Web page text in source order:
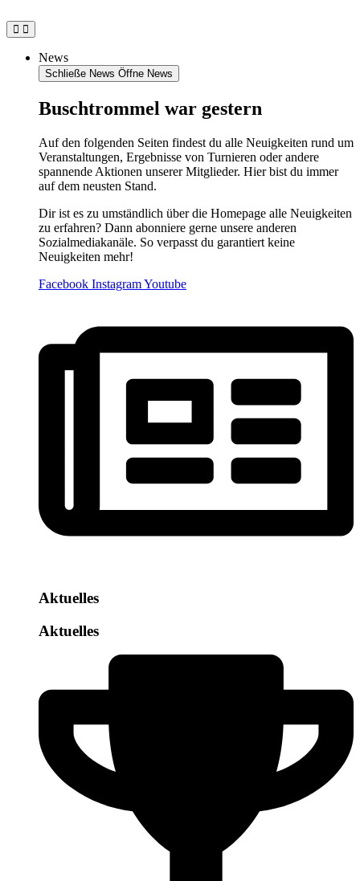
Inhalt
springen
News
Schließe News Öffne News
Buschtrommel war gestern
Auf den folgenden Seiten findest du alle Neuigkeiten rund um
Veranstaltungen, Ergebnisse von Turnieren oder andere
spannende Aktionen unserer Mitglieder. Hier bist du immer
auf dem neusten Stand.
Dir ist es zu umständlich über die Homepage alle Neuigkeiten
zu erfahren? Dann abonniere gerne unsere anderen
Sozialmediakanäle. So verpasst du garantiert keine
Neuigkeiten mehr!
Facebook InstagramYoutube
Aktuelles
Aktuelles